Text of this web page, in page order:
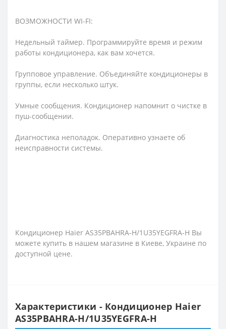
ВОЗМОЖНОСТИ WI-FI:
Недельный таймер. Программируйте время и режим
работы кондиционера, как вам хочется.
Групповое управление. Объединяйте кондиционеры в
группы, если несколько штук.
Умные сообщения. Кондиционер напомнит о чистке в
пуш-сообщении.
Диагностика неполадок. Оперативно узнаете об
неисправности системы.
Кондиционер Haier AS35PBAHRA-H/1U35YEGFRA-H Вы
можете купить в нашем магазине в Киеве, Украине по
доступной цене.
Характеристики - Кондиционер Haier
AS35PBAHRA-H/1U35YEGFRA-H